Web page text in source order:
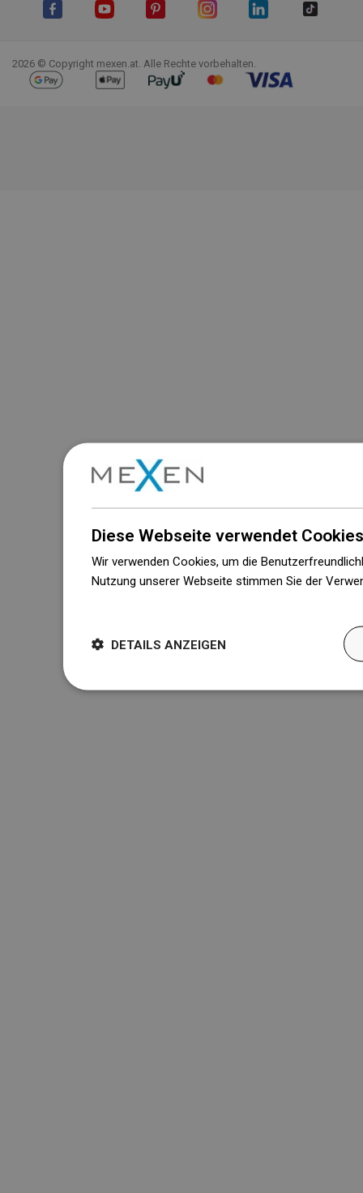
2026 © Copyright mexen.at. Alle Rechte vorbehalten.
Diese Webseite verwendet
Wir verwenden Cookies, um die
Nutzung unserer Webseite stimmen Sie der
DETAILS ANZEIGEN